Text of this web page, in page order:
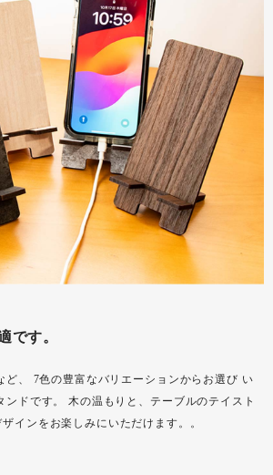
です。
ど、 7色の豊富なバリエーションからお選び い
ドです。 木の温もりと、テーブルのテイスト
インをお楽しみにいただけます。。